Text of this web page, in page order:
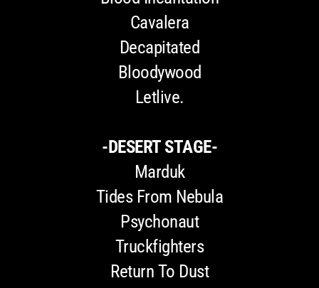
Cavalera
Decapitated
Bloodywood
Letlive.
-DESERT STAGE-
Marduk
Tides From Nebula
Psychonaut
Truckfighters
Return To Dust